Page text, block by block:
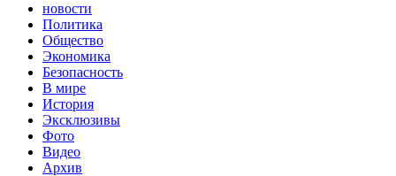
новости
Политика
Общество
Экономика
Безопасность
В мире
История
Эксклюзивы
Фото
Видео
Архив